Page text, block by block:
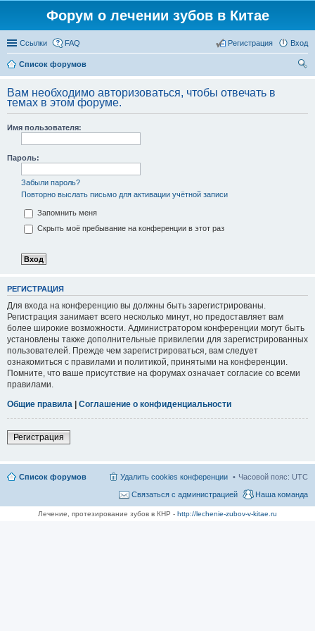
Форум о лечении зубов в Китае
Ссылки FAQ Вход
Регистрация
Список форумов
Вам необходимо авторизоваться, чтобы отвечать в
темах в этом форуме.
Имя пользователя:
Пароль:
Забыли пароль?
Повторно выслать письмо для активации учётной записи
Запомнить меня
Скрыть моё пребывание на конференции в этот раз
РЕГИСТРАЦИЯ
Для входа на конференцию вы должны быть зарегистрированы.
Регистрация занимает всего несколько минут, но предоставляет вам
более широкие возможности. Администратором конференции могут быть
установлены также дополнительные привилегии для зарегистрированных
пользователей. Прежде чем зарегистрироваться, вам следует
ознакомиться с правилами и политикой, принятыми на конференции.
Помните, что ваше присутствие на форумах означает согласие со всеми
правилами.
Общие правила | Соглашение о конфиденциальности
Регистрация
Список форумов Часовой пояс: UTC
Удалить cookies конференции
Наша команда
Связаться с администрацией
Лечение, протезирование зубов в КНР - http://lechenie-zubov-v-kitae.ru